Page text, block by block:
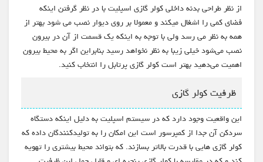
از نظر طراحی بدنه داخلی کولر گازی اسپلیت با در نظر گرفتن اینکه
فضای کمی را اشغال میکند و معمولا بر روی دیوار نصب می شود بهتر از
همه به نظر می رسد ولی با توجه به اینکه یک قسمت از آن در بیرون
نصب می‌شود خیلی زیبا به نظر نخواهد رسید بنابراین اگر به محیط بیرون
اهمیت می‌دهید بهتر است کولر گازی پرتابل را انتخاب کنید.
ظرفیت کولر گازی
این واقعیت وجود دارد که در سیستم اسپلیت به دلیل اینکه دستگاه
سردکن آن جدا از کمپرسور است این امکان را به تولیدکنندگان داده که
کولر گازی هایی با قدرت بالاتر بسازند. که بتواند محیط بیشتری را تهویه